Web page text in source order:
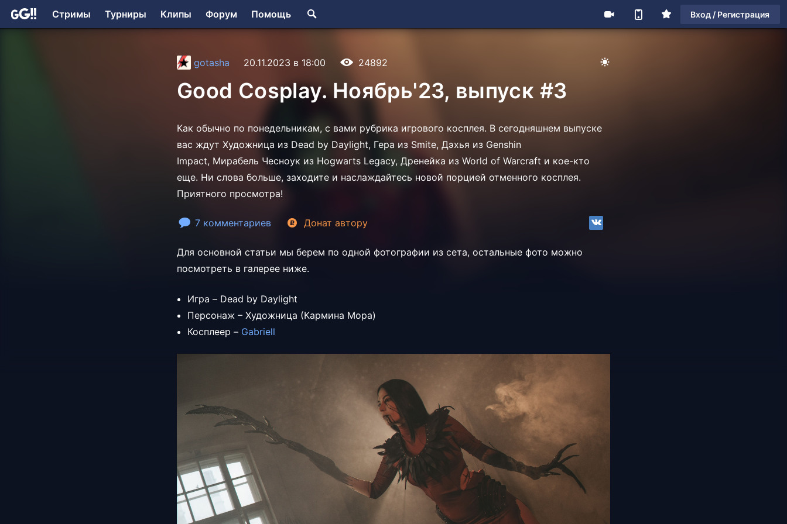
Стримы Турниры Клипы Форум Помощь Вход / Регистрация
gotasha 20.11.2023 в 18:00 24892
Good Cosplay. Ноябрь'23, выпуск #3
Как обычно по понедельникам, с вами рубрика игрового косплея. В сегодняшнем выпуске
вас ждут Художница из Dead by Daylight, Гера из Smite, Дэхья из Genshin
Impact, Мирабель Чесноук из Hogwarts Legacy, Дренейка из World of Warcraft и кое-кто
еще. Ни слова больше, заходите и наслаждайтесь новой порцией отменного косплея.
Приятного просмотра!
7 комментариев Донат автору
Для основной статьи мы берем по одной фотографии из сета, остальные фото можно
посмотреть в галерее ниже.
Игра – Dead by Daylight
Персонаж – Художница (Кармина Мора)
Косплеер – Gabriell